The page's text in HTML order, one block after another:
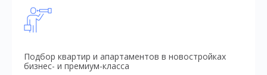
Подбор квартир и апартаментов в новостройках
бизнес- и премиум-класса